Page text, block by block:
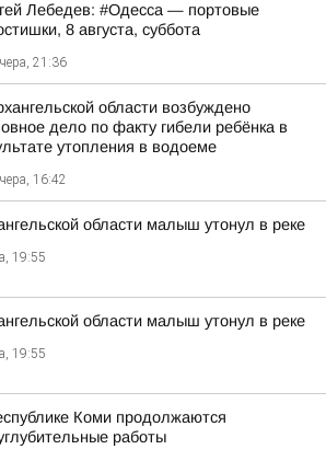
Лебедев: #Одесса — портовые
8 августа, суббота
21:36
области возбуждено
дело по факту гибели ребёнка в
утопления в водоеме
16:42
области малыш утонул в реке
19:55
области малыш утонул в реке
19:55
Коми продолжаются
работы